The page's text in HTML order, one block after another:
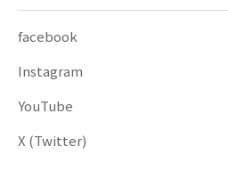
facebook
Instagram
YouTube
X (Twitter)